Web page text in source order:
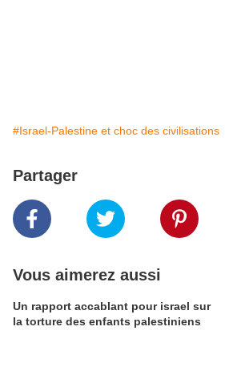
#Israel-Palestine et choc des civilisations
Partager
Vous aimerez aussi
Un rapport accablant pour israel sur
la torture des enfants palestiniens